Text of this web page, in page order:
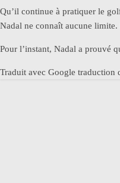
Qu’il continue à pratiquer le
Nadal ne connaît aucune
Pour l’instant, Nadal a prouvé
Traduit avec Google traduction